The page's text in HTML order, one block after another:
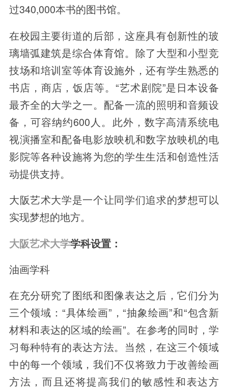
过340,000本书的图书馆。
在校园主要街道的后部，这座具有创新性的玻
璃墙弧建筑是综合体育馆。除了大型和小型竞
技场和培训室等体育设施外，还有学生熟悉的
书店，商店，饭店等。“艺术剧院”是日本设备
最齐全的大学之一。配备一流的照明和音频设
备，可容纳约600人。此外，数字高清系统电
视演播室和配备电影放映机和数字放映机的电
影院等各种设施将为您的学生生活和创造性活
动提供支持。
大阪艺术大学是一个让同学们追求的梦想可以
实现梦想的地方。
大阪艺术大学学科设置：
油画学科
在充分研究了图纸和图像表达之后，它们分为
三个领域：“具体绘画”，“抽象绘画”和“包含新
材料和表达的区域的绘画”。在参考的同时，学
习每种特有的表达方法。当然，在这三个领域
中的每一个领域，我们不仅将致力于改善绘画
方法，而且还将提高我们的敏感性和表达方